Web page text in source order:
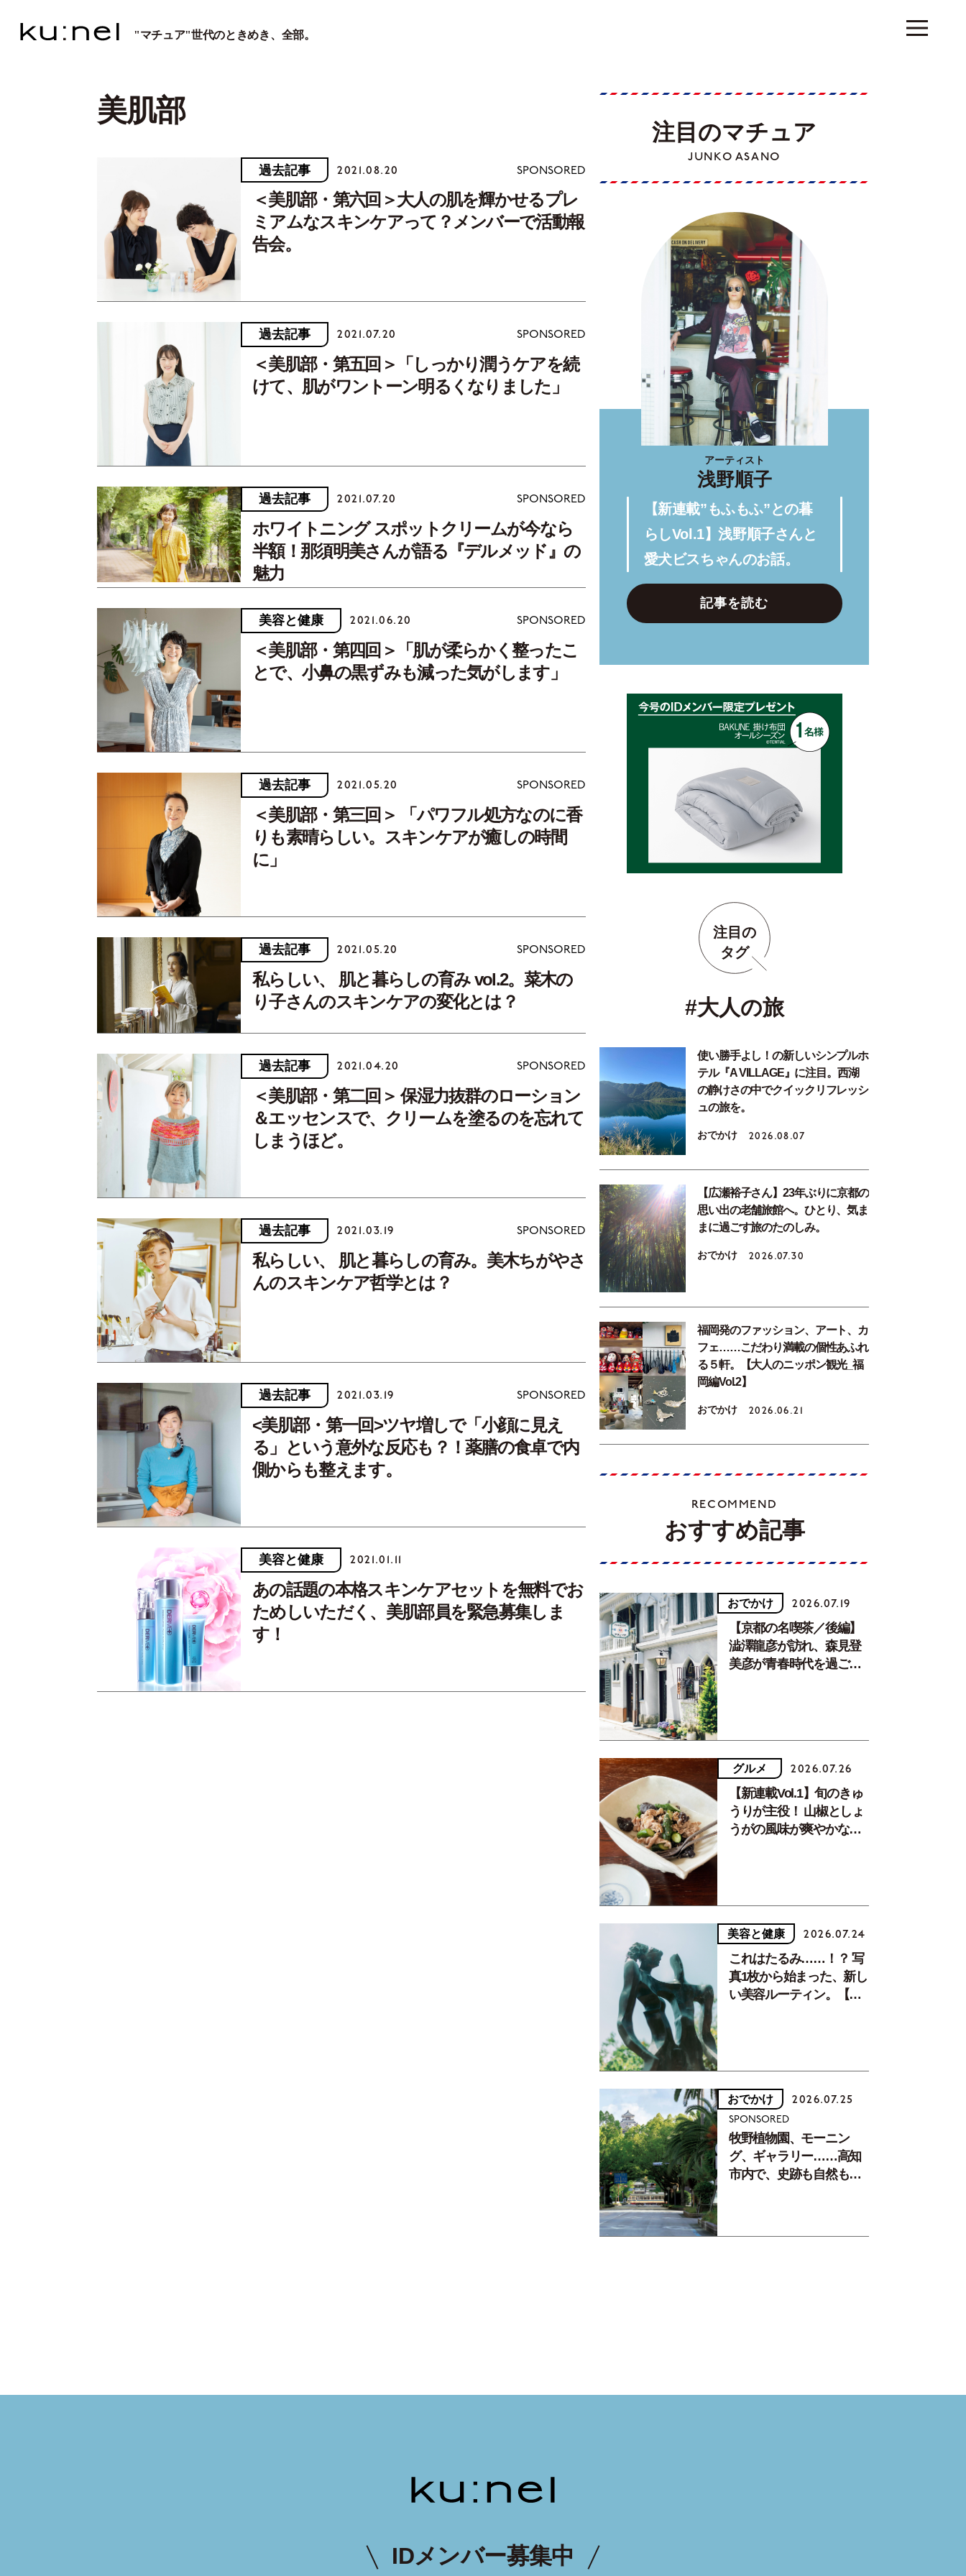
"マチュア"世代のときめき、全部。
美肌部
過去記事 2021.08.20 SPONSORED
＜美肌部・第六回＞大人の肌を輝かせるプレ
ミアムなスキンケアって？メンバーで活動報
告会。
過去記事 2021.07.20 SPONSORED
＜美肌部・第五回＞「しっかり潤うケアを続
けて、肌がワントーン明るくなりました」
過去記事 2021.07.20 SPONSORED
ホワイトニング スポットクリームが今なら
半額！那須明美さんが語る『デルメッド』の
魅力
美容と健康 2021.06.20 SPONSORED
＜美肌部・第四回＞「肌が柔らかく整ったこ
とで、小鼻の黒ずみも減った気がします」
過去記事 2021.05.20 SPONSORED
＜美肌部・第三回＞ 「パワフル処方なのに香
りも素晴らしい。スキンケアが癒しの時間
に」
過去記事 2021.05.20 SPONSORED
私らしい、 肌と暮らしの育み vol.2。菜木の
り子さんのスキンケアの変化とは？
過去記事 2021.04.20 SPONSORED
＜美肌部・第二回＞ 保湿力抜群のローション
＆エッセンスで、クリームを塗るのを忘れて
しまうほど。
過去記事 2021.03.19 SPONSORED
私らしい、 肌と暮らしの育み。美木ちがやさ
んのスキンケア哲学とは？
過去記事 2021.03.19 SPONSORED
<美肌部・第一回>ツヤ増しで「小顔に見え
る」という意外な反応も？！薬膳の食卓で内
側からも整えます。
美容と健康 2021.01.11
あの話題の本格スキンケアセットを無料でお
ためしいただく、美肌部員を緊急募集しま
す！
注目のマチュア
JUNKO ASANO
アーティスト
浅野順子
【新連載”もふもふ”との暮
らしVol.1】浅野順子さんと
愛犬ビスちゃんのお話。
記事を読む
注目の
タグ
#大人の旅
使い勝手よし！の新しいシンプルホ
テル『A VILLAGE』に注目。西湖
の静けさの中でクイックリフレッシ
ュの旅を。
おでかけ 2026.08.07
【広瀬裕子さん】23年ぶりに京都の
思い出の老舗旅館へ。ひとり、気ま
まに過ごす旅のたのしみ。
おでかけ 2026.07.30
福岡発のファッション、アート、カ
フェ……こだわり満載の個性あふれ
る５軒。【大人のニッポン観光_福
岡編Vol.2】
おでかけ 2026.06.21
RECOMMEND
おすすめ記事
おでかけ 2026.07.19
【京都の名喫茶／後編】
澁澤龍彦が訪れ、森見登
美彦が青春時代を過ごし
グルメ 2026.07.26
【新連載Vol.1】旬のきゅ
うりが主役！ 山椒としょ
うがの風味が爽やかな、
美容と健康 2026.07.24
これはたるみ……！？ 写
真1枚から始まった、新し
い美容ルーティン。【中
おでかけ 2026.07.25
SPONSORED
牧野植物園、モーニン
グ、ギャラリー……高知
市内で、史跡も自然もグ
IDメンバー募集中